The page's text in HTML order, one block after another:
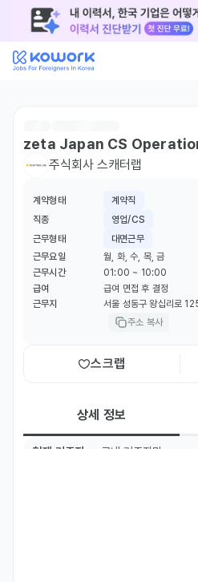
zeta Japan CS
주식회사 스캐터랩
계약형태
계약직
직종
영업/CS
근무형태
대면근무
근무요일
월, 화, 수, 목, 금
근무시간
01:00 ~ 10:00
급여
급여 면접 후 결정
근무지
서울 성동구 왕십리로
주소 복사
스크랩
상세 정보
현재 거주지
국내 거주자만